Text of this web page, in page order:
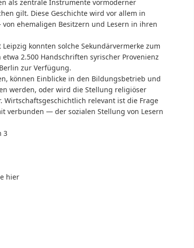
als zentrale Instrumente vormoderner
gilt. Diese Geschichte wird vor allem in
ehemaligen Besitzern und Lesern in ihren
konnten solche Sekundärvermerke zum
2.500 Handschriften syrischer Provenienz
zur Verfügung.
können Einblicke in den Bildungsbetrieb und
werden, oder wird die Stellung religiöser
relevant ist die Frage
verbunden — der sozialen Stellung von Lesern
3
hier